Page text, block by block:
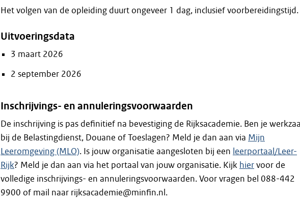
Het volgen van de opleiding duurt ongeveer 1 dag, inclusief voorbereidingstijd.
Uitvoeringsdata
3 maart 2026
2 september 2026
Inschrijvings- en annuleringsvoorwaarden
De inschrijving is pas definitief na bevestiging de Rijksacademie. Ben je
bij de Belastingdienst, Douane of Toeslagen? Meld je dan aan via Mijn
Leeromgeving (MLO). Is jouw organisatie aangesloten bij een leerportaal/Leer-
Rijk? Meld je dan aan via het portaal van jouw organisatie. Kijk hiervoor de
volledige inschrijvings- en annuleringsvoorwaarden. Voor vragen bel 088-442
9900 of mail naar rijksacademie@minfin.nl.